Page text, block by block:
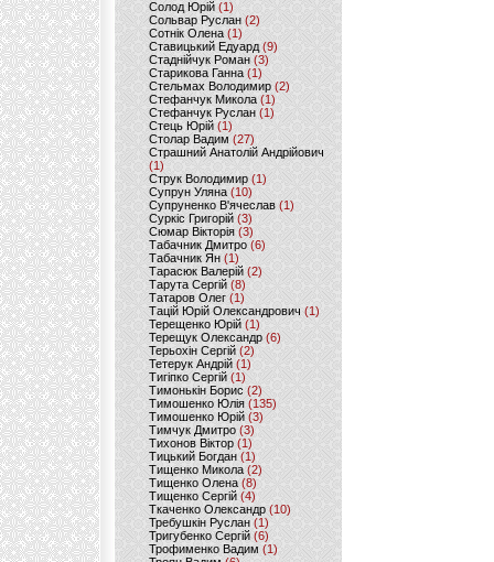
Солод Юрій (1)
Сольвар Руслан (2)
Сотнік Олена(1)
Ставицький Едуард (9)
Стаднійчук Роман(3)
Старикова Ганна (1)
Стельмах Володимир(2)
Стефанчук Микола (1)
Стефанчук Руслан (1)
Стець Юрій (1)
Столар Вадим(27)
Страшний Анатолій Андрійович
(1)
Струк Володимир (1)
Супрун Уляна (10)
Супруненко В'ячеслав (1)
Суркіс Григорій (3)
Сюмар Вікторія (3)
Табачник Дмитро (6)
Табачник Ян(1)
Тарасюк Валерій (2)
Тарута Сергій (8)
Татаров Олег(1)
Тацій Юрій Олександрович(1)
Терещенко Юрій(1)
Терещук Олександр(6)
Терьохін Сергій (2)
Тетерук Андрій (1)
Тигіпко Сергій(1)
Тимонькін Борис (2)
Тимошенко Юлія (135)
Тимошенко Юрій(3)
Тимчук Дмитро (3)
Тихонов Віктор (1)
Тицький Богдан (1)
Тищенко Микола (2)
Тищенко Олена (8)
Тищенко Сергій (4)
Ткаченко Олександр (10)
Требушкін Руслан (1)
Тригубенко Сергій(6)
Трофименко Вадим (1)